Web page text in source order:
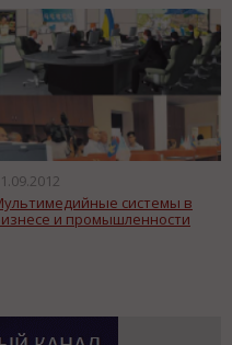
системы в
и промышленности